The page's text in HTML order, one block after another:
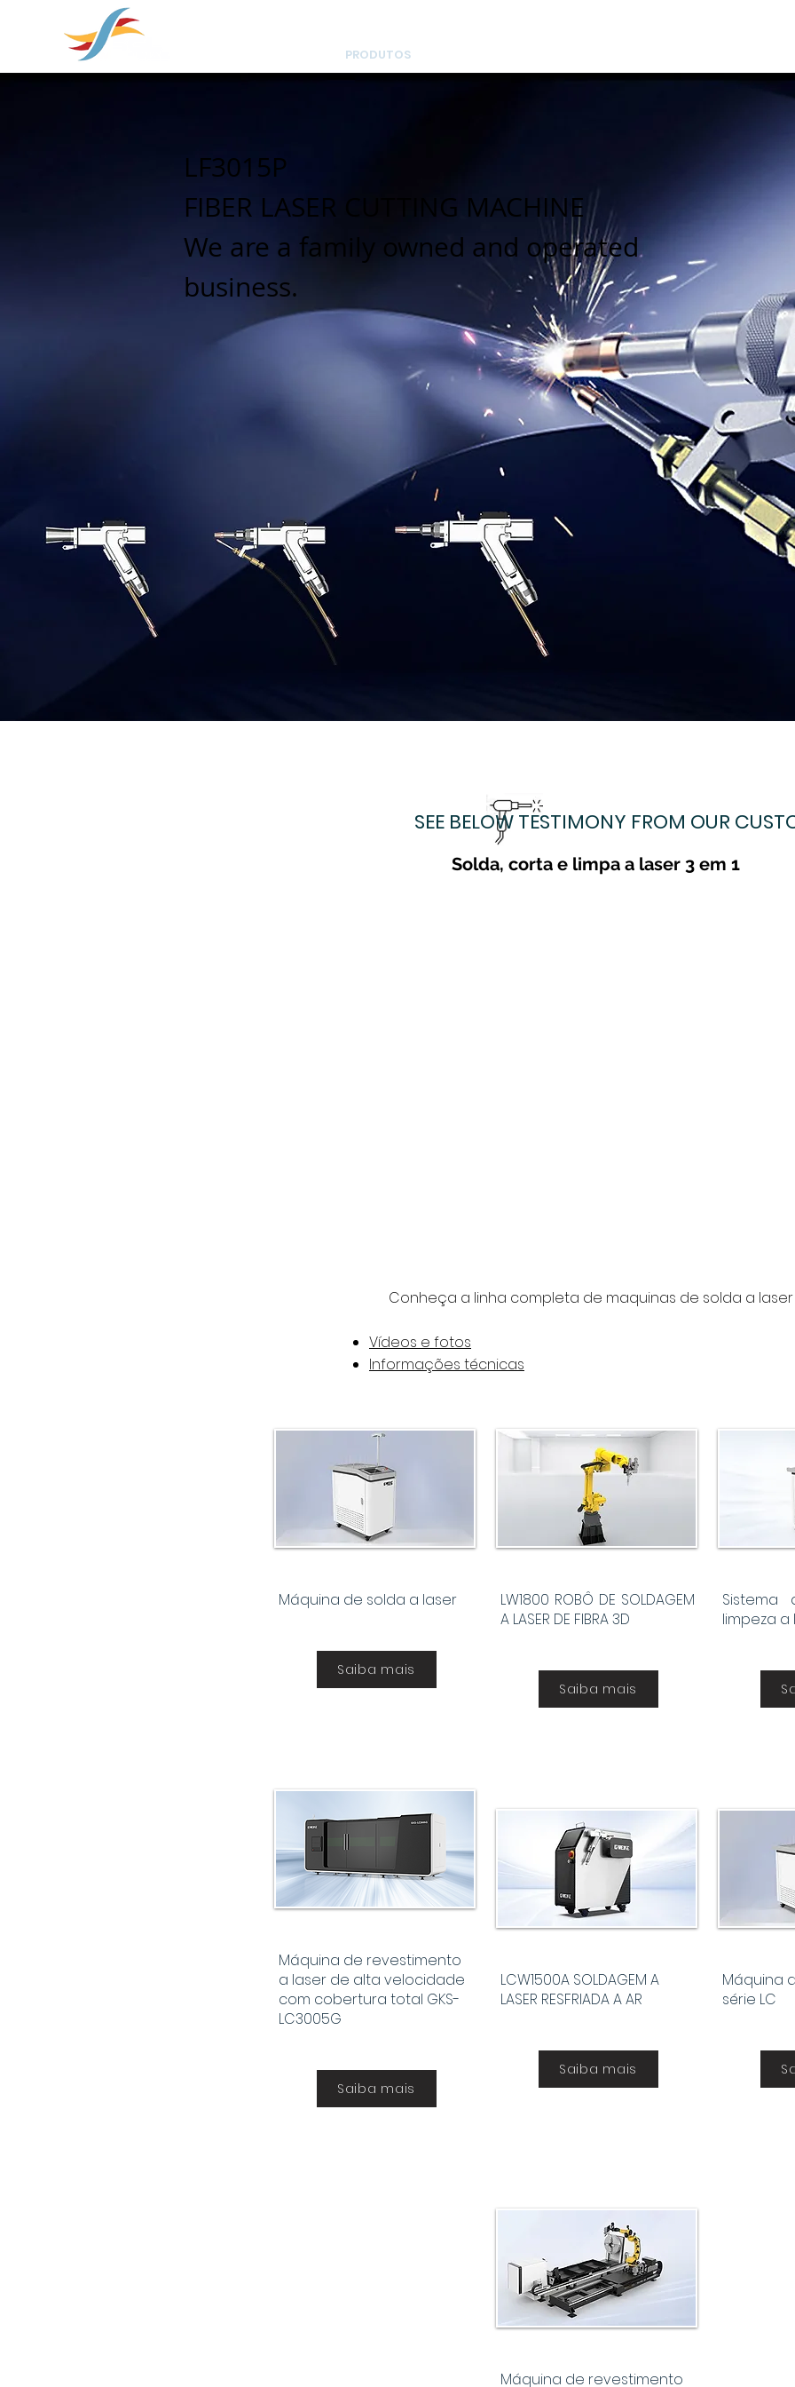
PRODUTOS
LF3015P
FIBER LASER CUTTING MACHINE
We are a family owned and operated
business.
SEE BELOW TESTIMONY FROM OUR
Solda, corta e limpa a laser 3 em 1
Conheça a linha completa de maquinas de solda a laser
Vídeos e fotos
Informações técnicas
Máquina de solda a laser
Saiba mais
Máquina de revestimento
a laser de alta velocidade
com cobertura total GKS-
LC3005G
Saiba mais
LW1800 ROBÔ DE SOLDAGEM
A LASER DE FIBRA 3D
Saiba mais
LCW1500A SOLDAGEM A
LASER RESFRIADA A AR
Saiba mais
Sistema
limpeza
Máquina
série LC
Máquina de revestimento